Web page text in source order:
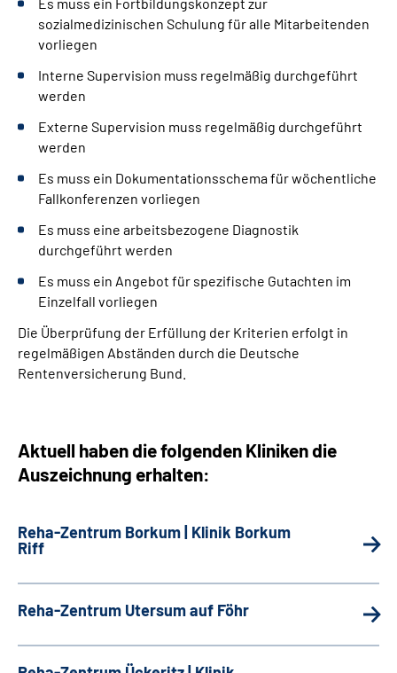
Es muss ein Fortbildungskonzept zur
sozialmedizinischen Schulung für alle Mitarbeitenden
vorliegen
Interne Supervision muss regelmäßig durchgeführt
werden
Externe Supervision muss regelmäßig durchgeführt
werden
Es muss ein Dokumentationsschema für wöchentliche
Fallkonferenzen vorliegen
Es muss eine arbeitsbezogene Diagnostik
durchgeführt werden
Es muss ein Angebot für spezifische Gutachten im
Einzelfall vorliegen
Die Überprüfung der Erfüllung der Kriterien erfolgt in
regelmäßigen Abständen durch die Deutsche
Rentenversicherung Bund.
Aktuell haben die folgenden Kliniken die
Auszeichnung erhalten:
Reha-Zentrum Borkum | Klinik Borkum
Riff
Reha-Zentrum Utersum auf Föhr